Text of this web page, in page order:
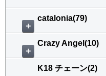
＋
catalonia(79)
＋
Crazy Angel(10)
K18 チェーン(2)